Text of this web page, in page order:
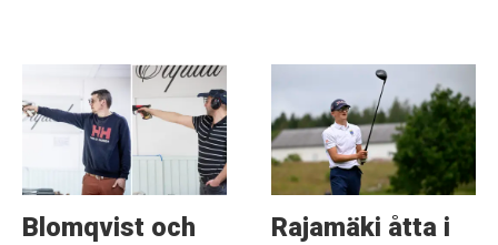
Blomqvist och
Rajamäki åtta i